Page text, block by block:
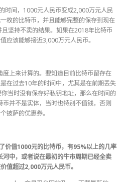
时间，1000元人民币变成2,000万元人民
枚的比特币，并且能够完整的保存到现在
坚持不卖的结果。如果在2018年比特币
应该能够接近3,000万元人民币。
上来计算的。要知道目前比特币留存在
在过去10年的时间中，尤其是在前期丢失
当时没有保存好私钥地址，那么在时间的
并不是实体，当时也特别不值钱，否则
披萨的优惠券。
价值1000元的比特币，有95%以上的几率
中，或者说在最初的牛市周期已经全卖
值超过2,000万元人民币。